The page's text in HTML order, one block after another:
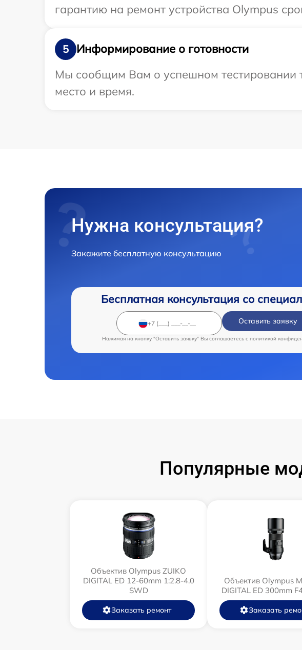
гарантию на ремонт устройства Olympus
5
Информирование о готовности
Мы сообщим Вам о успешном тестировании
место и время.
Нужна консультация?
Закажите бесплатную консультацию
Бесплатная консультация со
Оставить заявку
Нажимая на кнопку "Оставить заявку" Вы соглашаетесь c политикой
Популярные
Объектив Olympus ZUIKO
DIGITAL ED 12-60mm 1:2.8-4.0
SWD
Заказать ремонт
Объектив Olympus
DIGITAL ED 300mm
Заказать